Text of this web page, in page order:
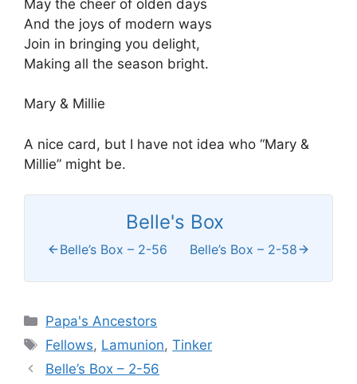
May the cheer of olden days
And the joys of modern ways
Join in bringing you delight,
Making all the season bright.
Mary & Millie
A nice card, but I have not idea who “Mary &
Millie” might be.
Belle's Box
Belle’s Box – 2-56 Belle’s Box – 2-58
Categories
Papa's Ancestors
Tags
Fellows, Lamunion,Tinker
Belle’s Box – 2-56